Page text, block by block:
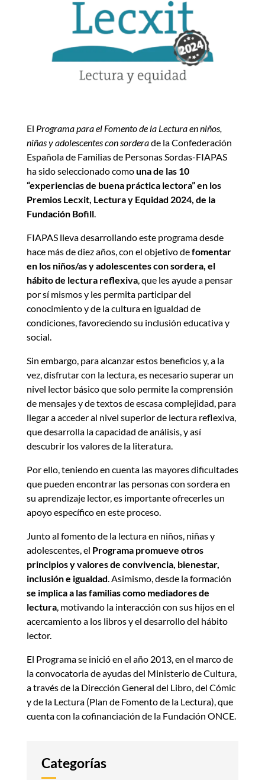
El Programa para el Fomento de la Lectura en niños,
niñas y adolescentes con sorderade la Confederación
Española de Familias de Personas Sordas-FIAPAS
ha sido seleccionado comouna de las 10
“experiencias de buena práctica lectora” en los
Premios Lecxit, Lectura y Equidad 2024, de la
Fundación Bofill.
FIAPAS lleva desarrollando este programa desde
hace más de diez años, con el objetivo defomentar
en los niños/as y adolescentes con sordera, el
hábito de lectura reflexiva, que les ayude a pensar
por sí mismos y les permita participar del
conocimiento y de la cultura en igualdad de
condiciones, favoreciendo su inclusión educativa y
social.
Sin embargo, para alcanzar estos beneficios y, a la
vez, disfrutar con la lectura, es necesario superar un
nivel lector básico que solo permite la comprensión
de mensajes y de textos de escasa complejidad, para
llegar a acceder al nivel superior de lectura reflexiva,
que desarrolla la capacidad de análisis, y así
descubrir los valores de la literatura.
Por ello, teniendo en cuenta las mayores dificultades
que pueden encontrar las personas con sordera en
su aprendizaje lector, es importante ofrecerles un
apoyo específico en este proceso.
Junto al fomento de la lectura en niños, niñas y
adolescentes, el Programa promueve otros
principios y valores de convivencia, bienestar,
inclusión e igualdad . Asimismo, desde la formación
se implica a las familias como mediadores de
lectura, motivando la interacción con sus hijos en el
acercamiento a los libros y el desarrollo del hábito
lector.
El Programa se inició en el año 2013, en el marco de
la convocatoria de ayudas del Ministerio de Cultura,
a través de la Dirección General del Libro, del Cómic
y de la Lectura (Plan de Fomento de la Lectura), que
cuenta con la cofinanciación de la Fundación ONCE.
Categorías